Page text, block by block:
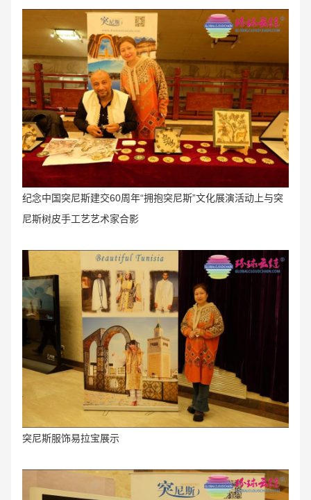
纪念中国突尼斯建交60周年“拥抱突尼斯”文化展演活动上与突
尼斯树皮手工艺艺术家合影
突尼斯服饰易拉宝展示